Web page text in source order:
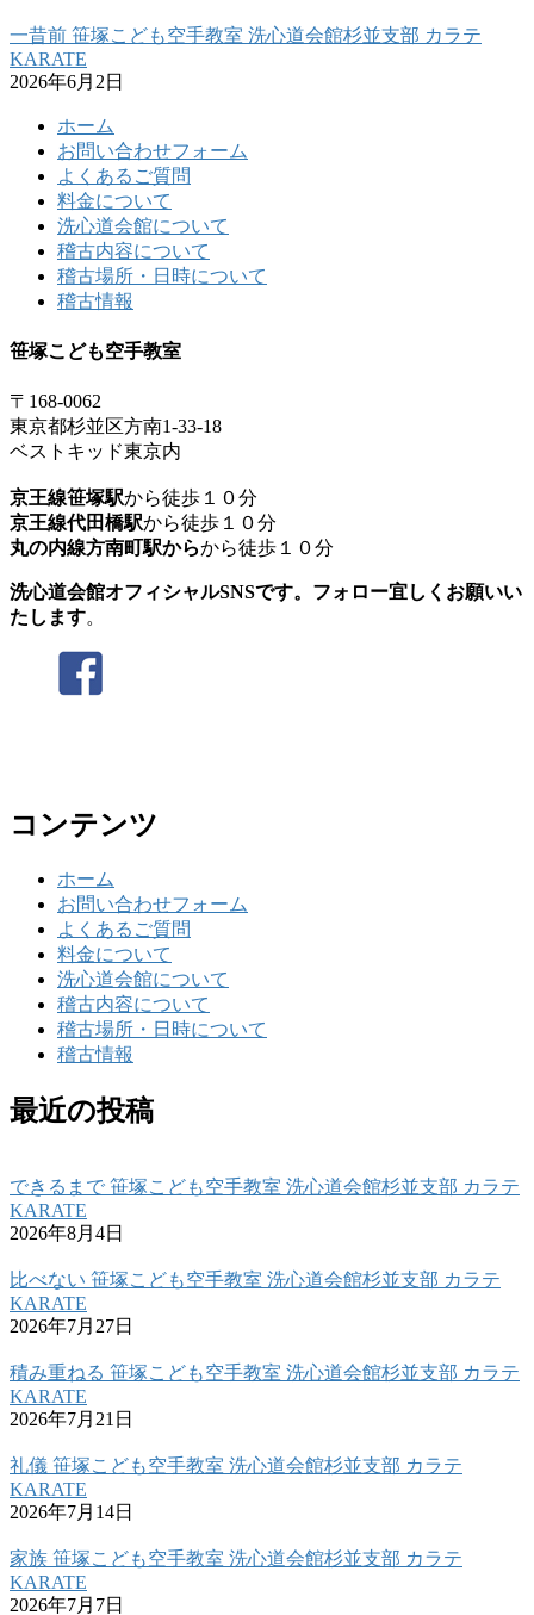
一昔前 笹塚こども空手教室 洗心道会館杉並支部 カラテ
KARATE
2026年6月2日
ホーム
お問い合わせフォーム
よくあるご質問
料金について
洗心道会館について
稽古内容について
稽古場所・日時について
稽古情報
笹塚こども空手教室
〒168-0062
東京都杉並区方南1-33-18
ベストキッド東京内
京王線笹塚駅から徒歩１０分
京王線代田橋駅から徒歩１０分
丸の内線方南町駅からから徒歩１０分
洗心道会館オフィシャルSNSです。フォロー宜しくお願いい
たします。
コンテンツ
ホーム
お問い合わせフォーム
よくあるご質問
料金について
洗心道会館について
稽古内容について
稽古場所・日時について
稽古情報
最近の投稿
できるまで 笹塚こども空手教室 洗心道会館杉並支部 カラテ
KARATE
2026年8月4日
比べない 笹塚こども空手教室 洗心道会館杉並支部 カラテ
KARATE
2026年7月27日
積み重ねる 笹塚こども空手教室 洗心道会館杉並支部 カラテ
KARATE
2026年7月21日
礼儀 笹塚こども空手教室 洗心道会館杉並支部 カラテ
KARATE
2026年7月14日
家族 笹塚こども空手教室 洗心道会館杉並支部 カラテ
KARATE
2026年7月7日